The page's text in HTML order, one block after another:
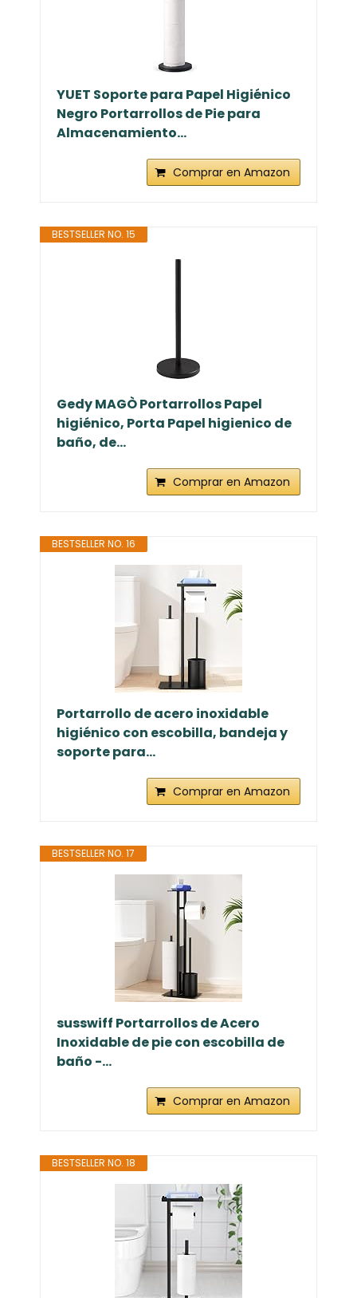
YUET Soporte para Papel Higiénico
Negro Portarrollos de Pie para
Almacenamiento...
Comprar en Amazon
BESTSELLER NO. 15
Gedy MAGÒ Portarrollos Papel
higiénico, Porta Papel higienico de
baño, de...
Comprar en Amazon
BESTSELLER NO. 16
Portarrollo de acero inoxidable
higiénico con escobilla, bandeja y
soporte para...
Comprar en Amazon
BESTSELLER NO. 17
susswiff Portarrollos de Acero
Inoxidable de pie con escobilla de
baño -...
Comprar en Amazon
BESTSELLER NO. 18